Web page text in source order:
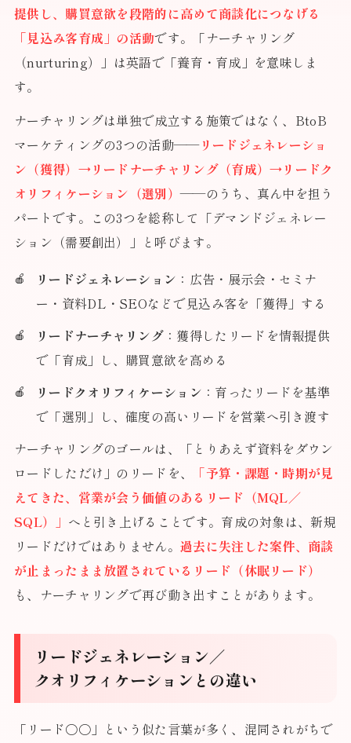
提供し、購買意欲を段階的に高めて商談化につなげる
「見込み客育成」の活動です。「ナーチャリング
（nurturing）」は英語で「養育・育成」を意味しま
す。
ナーチャリングは単独で成立する施策ではなく、BtoB
マーケティングの3つの活動——リードジェネレーショ
ン（獲得）→リードナーチャリング（育成）→リードク
オリフィケーション（選別）——のうち、真ん中を担う
パートです。この3つを総称して「デマンドジェネレー
ション（需要創出）」と呼びます。
リードジェネレーション ：広告・展示会・セミナ
ー・資料DL・SEOなどで見込み客を「獲得」する
リードナーチャリング ：獲得したリードを情報提供
で「育成」し、購買意欲を高める
リードクオリフィケーション ：育ったリードを基準
で「選別」し、確度の高いリードを営業へ引き渡す
ナーチャリングのゴールは、「とりあえず資料をダウン
ロードしただけ」のリードを、
「予算・課題・時期が見
えてきた、営業が会う価値のあるリード（MQL／
SQL）」 へと引き上げることです。育成の対象は、新規
リードだけではありません。 過去に失注した案件、商談
が止まったまま放置されているリード（休眠リード）
も、ナーチャリングで再び動き出すことがあります。
リードジェネレーション／
クオリフィケーションとの違い
「リード〇〇」という似た言葉が多く、混同されがちで